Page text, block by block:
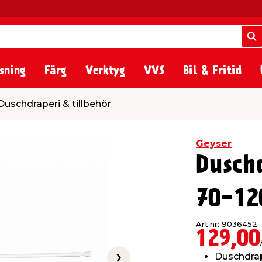
Färg Verktyg VVS Bil & Fritid
& tillbehör & tillbehör
Geyser
70-
Art.nr: 9036452
129,00